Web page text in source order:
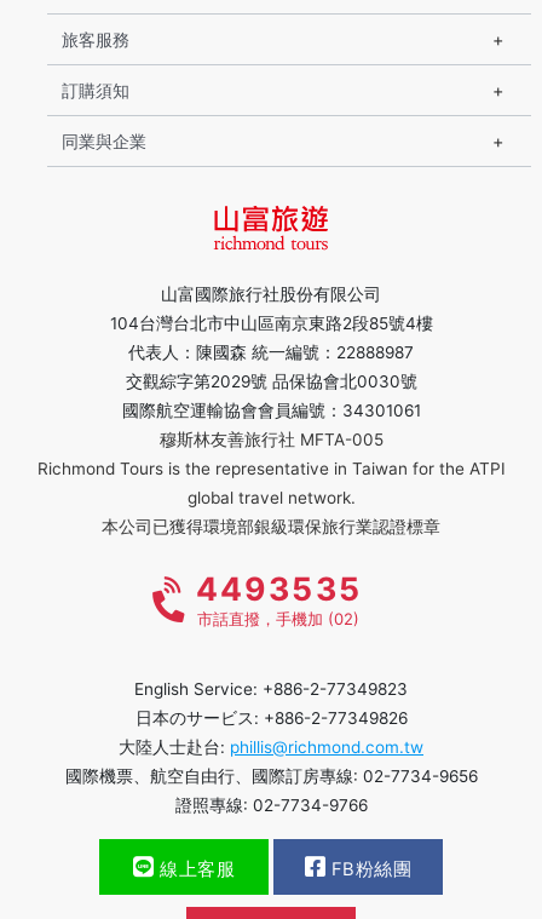
山富國際旅行社股份有限公司
104台灣台北市中山區南京東路2段85號4樓
代表人：陳國森 統一編號：22888987
交觀綜字第2029號 品保協會北0030號
國際航空運輸協會會員編號：34301061
穆斯林友善旅行社 MFTA-005
Richmond Tours is the representative in Taiwan for the ATPI
global travel network.
本公司已獲得環境部銀級環保旅行業認證標章
旅客服務
訂購須知
同業與企業
4493535
市話直撥，手機加 (02)
English Service: +886-2-77349823
日本のサービス: +886-2-77349826
大陸人士赴台: phillis@richmond.com.tw
國際機票、航空自由行、國際訂房專線: 02-7734-9656
證照專線: 02-7734-9766
線上客服 FB粉絲團